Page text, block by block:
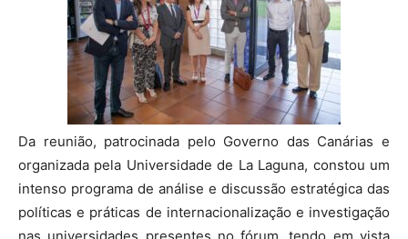
Da reunião, patrocinada pelo Governo das Canárias e
organizada pela Universidade de La Laguna, constou um
intenso programa de análise e discussão estratégica das
políticas e práticas de internacionalização e investigação